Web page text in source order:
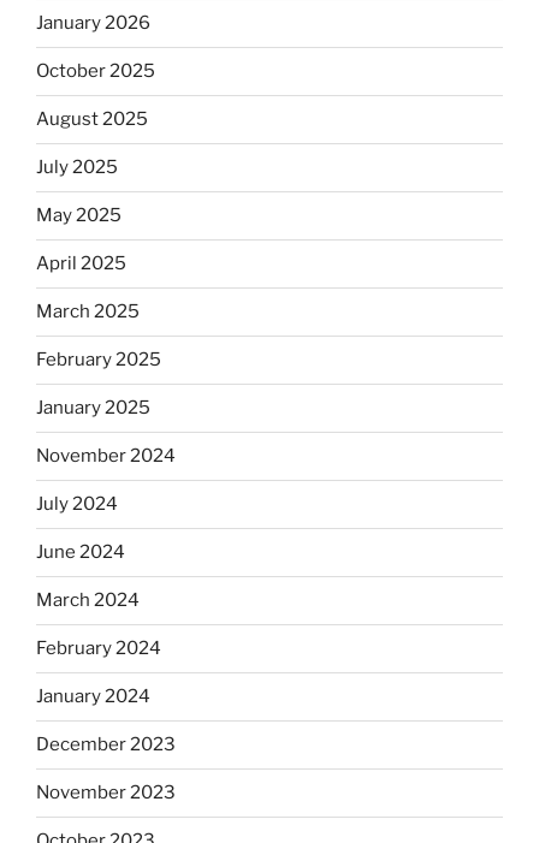
January 2026
October 2025
August 2025
July 2025
May 2025
April 2025
March 2025
February 2025
January 2025
November 2024
July 2024
June 2024
March 2024
February 2024
January 2024
December 2023
November 2023